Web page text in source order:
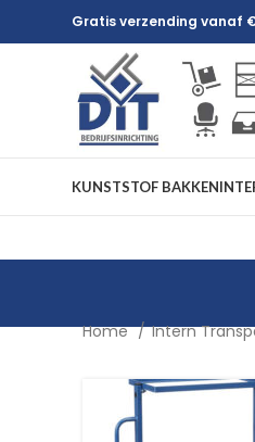
Gratis verzending vanaf
KUNSTSTOF BAKKEN
Home Intern